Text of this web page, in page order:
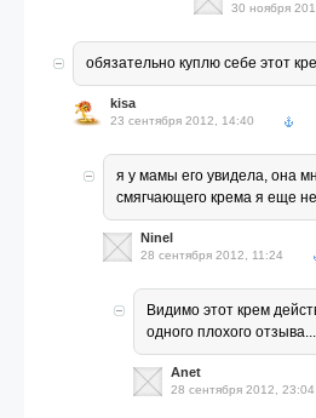
30 ноября
обязательно куплю себе этот
kisa
23 сентября 2012, 14:40
я у мамы его увидела, она
смягчающего крема я еще
Ninel
28 сентября 2012, 11:24
Видимо этот крем
одного плохого
Anet
28 сентября 2012, 23:04